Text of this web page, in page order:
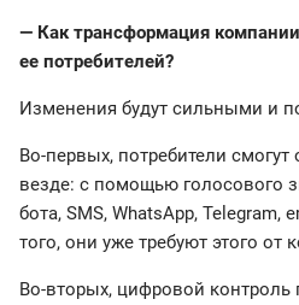
— Как трансформация
ее потребителей?
Изменения будут сильными и
Во-первых, потребители
везде: с помощью голосового
бота, SMS, WhatsApp, Telegram,
того, они уже требуют этого от
Во-вторых, цифровой контроль